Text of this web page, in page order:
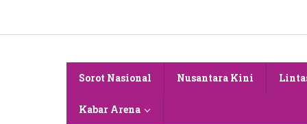
konten
Sorot Nasional Nusantara Kini
Kabar Arena